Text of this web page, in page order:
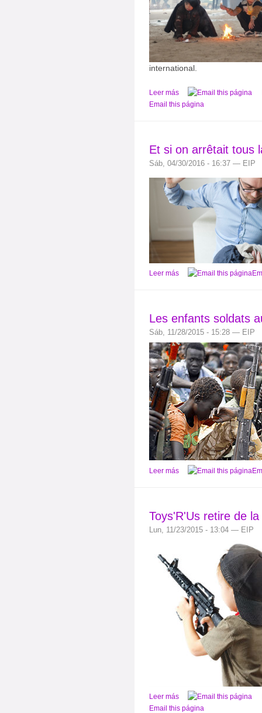
international.
Leer más
Email this página
Et si on arrêtait tous
Sáb, 04/30/2016 - 16:37 — EIP
Leer más
Les enfants soldats
Sáb, 11/28/2015 - 15:28 — EIP
Leer más
Toys'R'Us retire de
Lun, 11/23/2015 - 13:04 — EIP
Leer más
Email this página